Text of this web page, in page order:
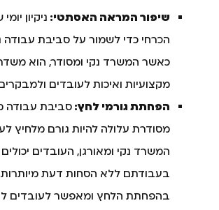
שיפור המראה האסתטי: ניקיון
הכרחי כדי לשמור על סביבת עבודה
כאשר המשרד נקי ומסודר, הוא
מקצועיות ואיכות לעובדים
הפחתת גורמי לחץ:סביבת עבודה
מסודרת עלולה להיות גורם מלחיץ
המשרד נקי ומאורגן, העובדים
בעבודתם ללא הסחות דעת מיותרות.
בהפחתת הלחץ ומאפשר לעובדים